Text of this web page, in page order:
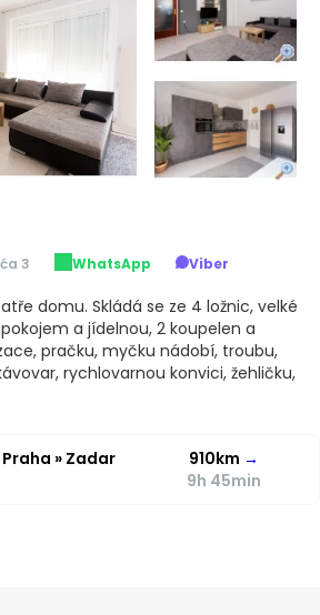
3 WhatsApp Viber
domu. Skládá se ze 4 ložnic, velké
a jídelnou, 2 koupelen a
pračku, myčku nádobí, troubu,
rychlovarnou konvici, žehličku,
Praha » Zadar 910km →
9h 45min